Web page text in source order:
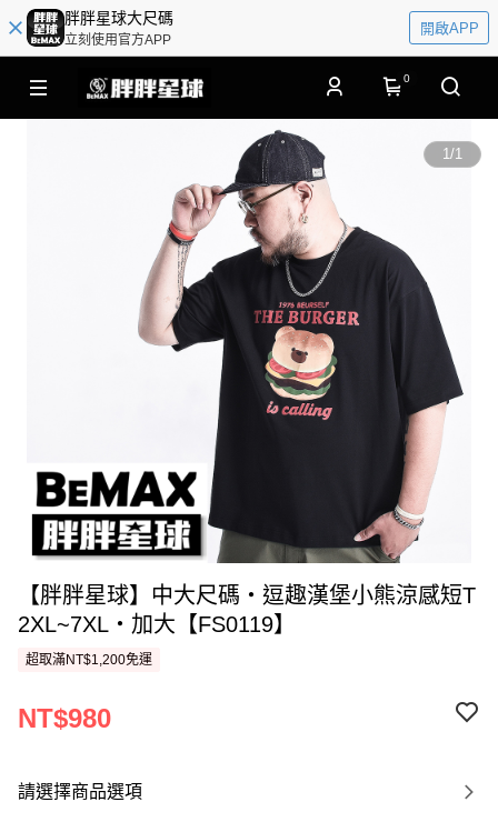
胖胖星球大尺碼
立刻使用官方APP
開啟APP
0
1/1
【胖胖星球】中大尺碼‧逗趣漢堡小熊涼感短T
2XL~7XL‧加大【FS0119】
超取滿NT$1,200免運
NT$980
請選擇商品選項